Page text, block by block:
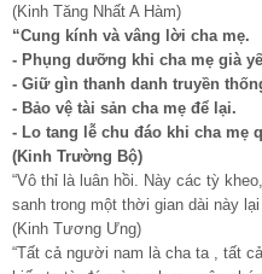
(Kinh Tăng Nhất A Hàm)
“Cung kính và vâng lời cha mẹ.
- Phụng dưỡng khi cha mẹ già
- Giữ gìn thanh danh truyền
- Bảo vệ tài sản cha mẹ để lại.
- Lo tang lễ chu đáo khi cha mẹ
(Kinh Trường Bộ)
“Vô thỉ là luân hồi. Này các tỳ
sanh trong một thời gian dài này
(Kinh Tương Ưng)
“Tất cả người nam là cha ta , tất